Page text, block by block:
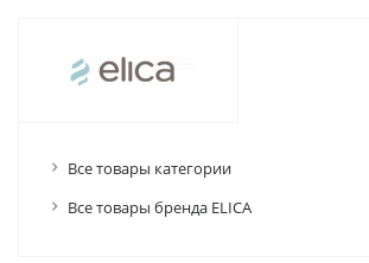
Все товары категории
Все товары бренда ELICA